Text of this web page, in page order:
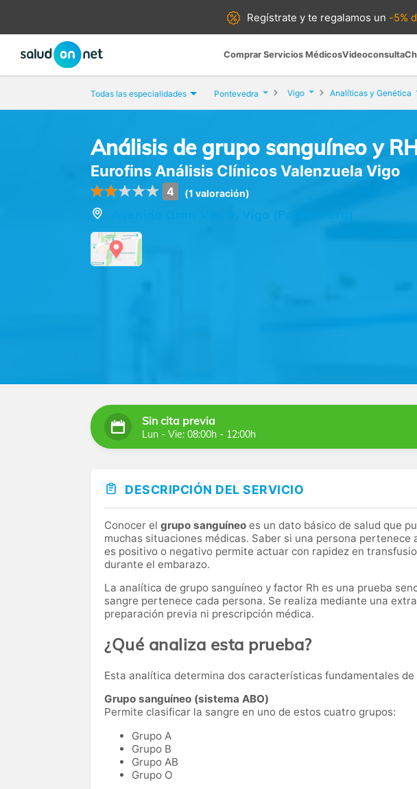
Regístrate yte regalamos un -5%
Comprar Servicios MédicosVideoconsulta
Todas las especialidades Pontevedra Vigo Analíticas y Genética
Análisis de grupo sanguíneo y
Eurofins Análisis Clínicos Valenzuela Vigo
4 (1 valoración)
Sin cita previa
Lun - Vie: 08:00h - 12:00h
DESCRIPCIÓN DEL SERVICIO
Conocer el grupo sanguíneo es un dato básico de salud que
muchas situaciones médicas. Saber si una persona pertenece
es positivo o negativo permite actuar con rapidez en
durante el embarazo.
La analítica de grupo sanguíneo y factor Rh es una prueba
sangre pertenece cada persona. Se realiza mediante una
preparación previa ni prescripción médica.
¿Qué analiza esta prueba?
Esta analítica determina dos características fundamentales de
Grupo sanguíneo (sistema ABO)
Permite clasificar la sangre en uno de estos cuatro grupos:
Grupo A
Grupo B
Grupo AB
Grupo O